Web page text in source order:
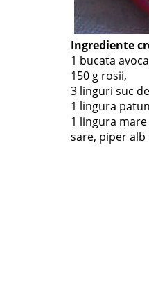
Ingrediente
1 bucata
150 g rosii,
3 linguri suc
1 lingura
1 lingura
sare, piper alb